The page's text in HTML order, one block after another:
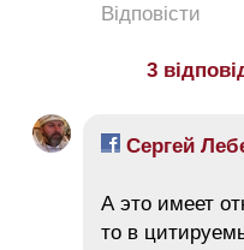
Відповісти
3
Сергей
А это имеет
то в